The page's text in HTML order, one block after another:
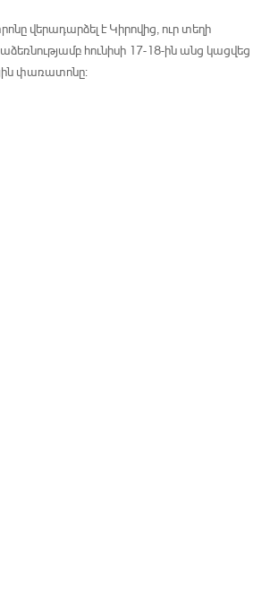
վերադարձել է Կիրովից, ուր տեղի
հունիսի 17-18-ին անց կացվեց
փառատոնը: